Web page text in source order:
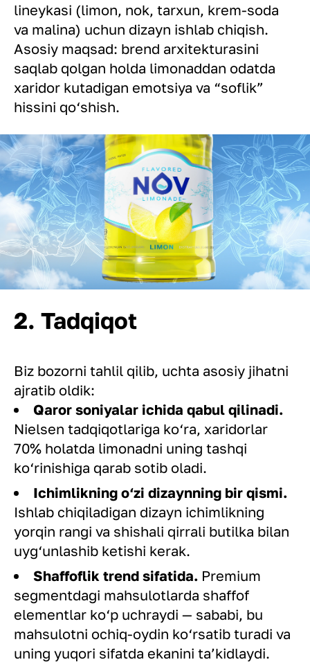
lineykasi (limon, nok, tarxun, krem-soda
va malina) uchun dizayn ishlab chiqish.
Asosiy maqsad: brend arxitekturasini
saqlab qolgan holda limonaddan odatda
xaridor kutadigan emotsiya va “soflik”
hissini qo‘shish.
2. Tadqiqot
Biz bozorni tahlil qilib, uchta asosiy jihatni
ajratib oldik:
Qaror soniyalar ichida qabul qilinadi.
Nielsen tadqiqotlariga ko‘ra, xaridorlar
70% holatda limonadni uning tashqi
ko‘rinishiga qarab sotib oladi.
Ichimlikning o‘zi dizaynning bir qismi.
Ishlab chiqiladigan dizayn ichimlikning
yorqin rangi va shishali qirrali butilka bilan
uyg‘unlashib ketishi kerak.
Shaffoflik trend sifatida. Premium
segmentdagi mahsulotlarda shaffof
elementlar ko‘p uchraydi — sababi, bu
mahsulotni ochiq-oydin ko‘rsatib turadi va
uning yuqori sifatda ekanini ta’kidlaydi.